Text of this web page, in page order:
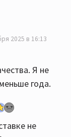
рейтинг и
(о
там сразу
2025 в 16:13
Я не
года.
не